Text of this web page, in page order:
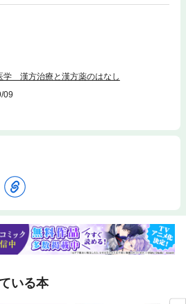
ぐる最新動向にも触れ、一般読者だけでな
・初学者にも適する。
学 漢方治療と漢方薬のはなし
09
いる本